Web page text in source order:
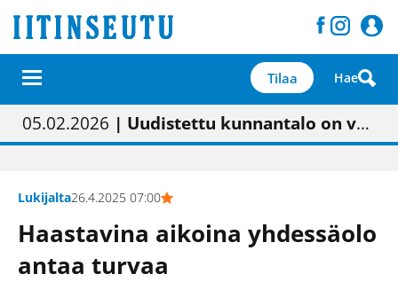
Tilaa Hae
01.02.2026 | Painon vaihtumisen pitäisi näkyä hieman parempana painojäljen laatuna lehdessä
05.02.2026 | Uudistettu kunnantalo on valoisa
23.04.2026 | “Olemme käynnistämässä uudelleen keskustavisiotyön”
09.05.2026| "Maalla on totuttu elämään omavaraisemmin kuin kaupungissa"
Lukijalta26.4.2025 07:00
Haastavina aikoina yhdessäolo
antaa turvaa